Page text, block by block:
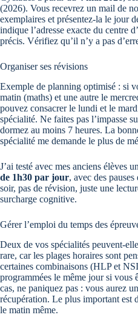
(2026). Vous recevrez un mail de
exemplaires et présentez-la le jour
indique l’adresse exacte du centre
précis. Vérifiez qu’il n’y a pas
Organiser ses révisions
Exemple de planning optimisé : si
matin (maths) et une autre le
pouvez consacrer le lundi et le
spécialité. Ne faites pas l’impasse
dormez au moins 7 heures. La
spécialité me demande le plus de
J’ai testé avec mes anciens élèves
de 1h30 par jour, avec des
soir, pas de révision, juste une
surcharge cognitive.
Gérer l’emploi du temps des
Deux de vos spécialités peuvent-
rare, car les plages horaires sont
certaines combinaisons (HLP et
programmées le même jour si vous
cas, ne paniquez pas : vous aurez
récupération. Le plus important est
le matin même.